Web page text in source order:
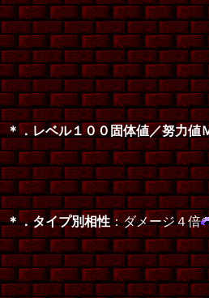
＊．レベル１００固体値／努力値
＊．タイプ別相性：ダメージ４倍